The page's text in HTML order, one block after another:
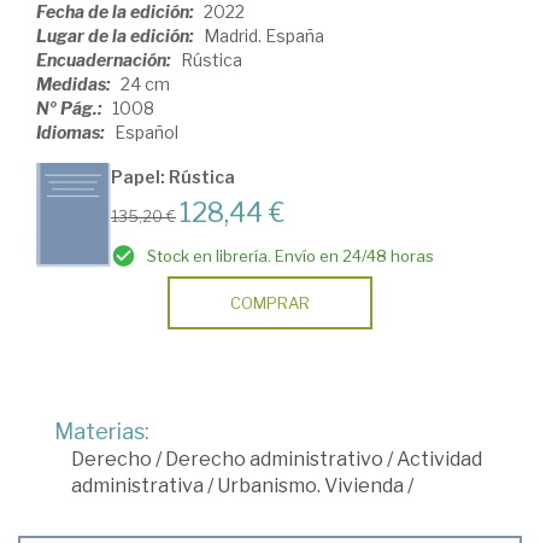
Fecha de la edición: 2022
Lugar de la edición: Madrid. España
Encuadernación: Rústica
Medidas: 24 cm
Nº Pág.: 1008
Idiomas: Español
Papel: Rústica
135,20 € 128,44 €
Stock en librería. Envío en 24/48 horas
COMPRAR
Materias:
Derecho /Derecho administrativo /Actividad
administrativa /Urbanismo. Vivienda /